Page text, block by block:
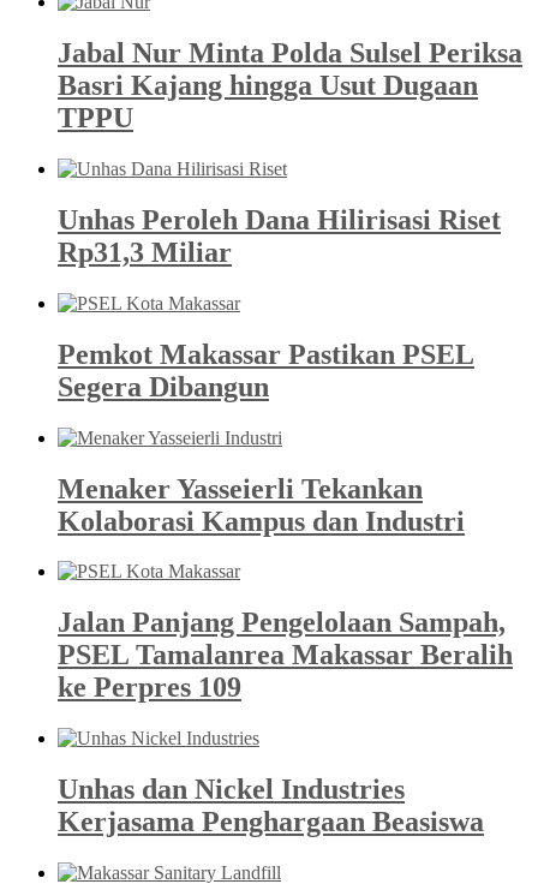
Jabal Nur Minta Polda Sulsel Periksa
Basri Kajang hingga Usut Dugaan
TPPU
Unhas Peroleh Dana Hilirisasi Riset
Rp31,3 Miliar
Pemkot Makassar Pastikan PSEL
Segera Dibangun
Menaker Yasseierli Tekankan
Kolaborasi Kampus dan Industri
Jalan Panjang Pengelolaan Sampah,
PSEL Tamalanrea Makassar Beralih
ke Perpres 109
Unhas dan Nickel Industries
Kerjasama Penghargaan Beasiswa